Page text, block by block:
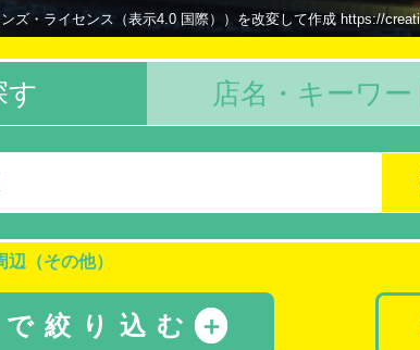
ズ・ライセンス（表示4.0 国際））を改変して作成 https://
す 店名・キーワ
辺（その他）
絞り込む ＋